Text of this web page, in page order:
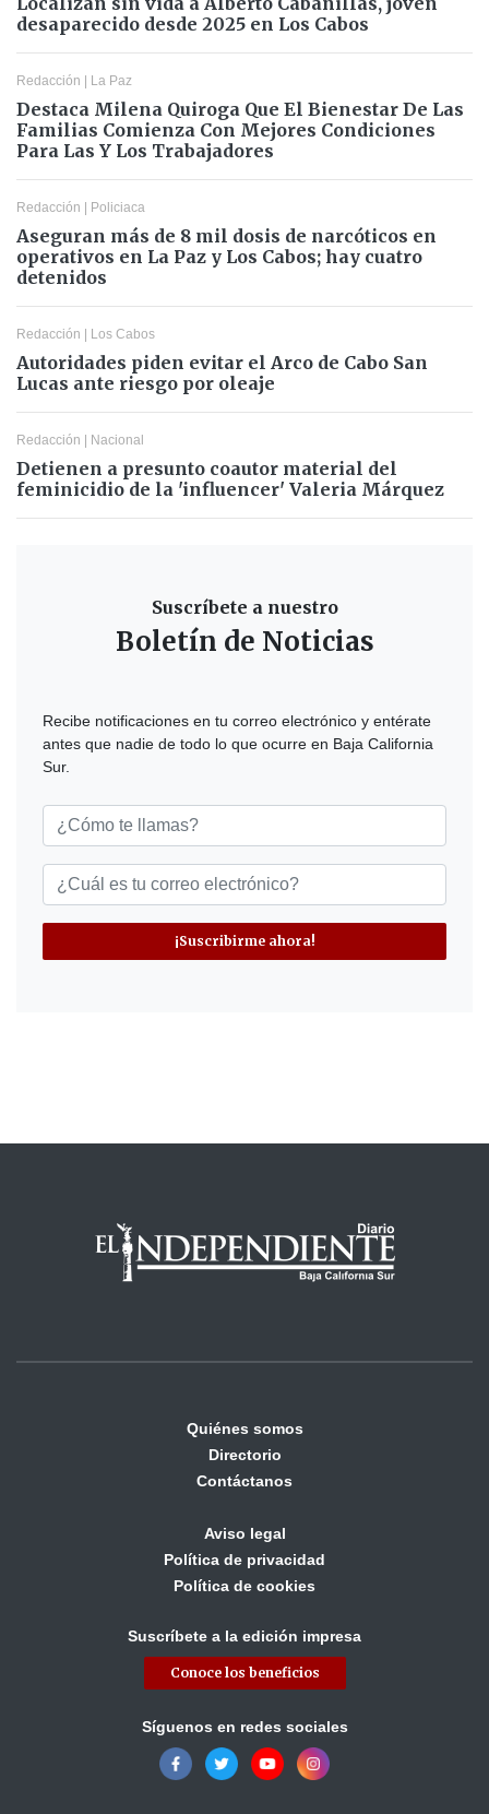
desaparecido desde 2025 en Los Cabos
Redacción | La Paz
Destaca Milena Quiroga Que El Bienestar De Las
Familias Comienza Con Mejores Condiciones
Para Las Y Los Trabajadores
Redacción | Policiaca
Aseguran más de 8 mil dosis de narcóticos en
operativos en La Paz y Los Cabos; hay cuatro
detenidos
Redacción | Los Cabos
Autoridades piden evitar el Arco de Cabo San
Lucas ante riesgo por oleaje
Redacción | Nacional
Detienen a presunto coautor material del
feminicidio de la 'influencer' Valeria Márquez
Suscríbete a nuestro
Boletín de Noticias
Recibe notificaciones en tu correo electrónico y entérate
antes que nadie de todo lo que ocurre en Baja California
Sur.
¡Suscribirme ahora!
Quiénes somos
Directorio
Contáctanos
Aviso legal
Política de privacidad
Política de cookies
Suscríbete a la edición impresa
Conoce los beneficios
Síguenos en redes sociales